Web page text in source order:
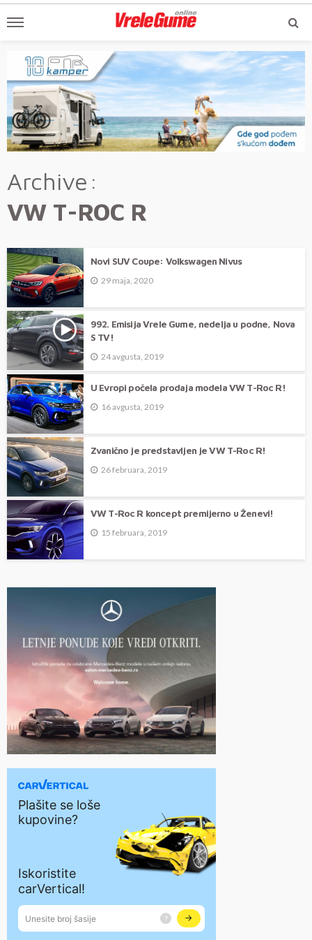
Archive
VW T-ROC R
Novi SUV Coupe: Volkswagen Nivus
29 maja, 2020
992. Emisija Vrele Gume, nedelja u podne, Nova
S TV!
24 avgusta, 2019
U Evropi počela prodaja modela VW T-Roc R!
16 avgusta, 2019
Zvanično je predstavljen je VW T-Roc R!
26 februara, 2019
VW T-Roc R koncept premijerno u Ženevi!
15 februara, 2019